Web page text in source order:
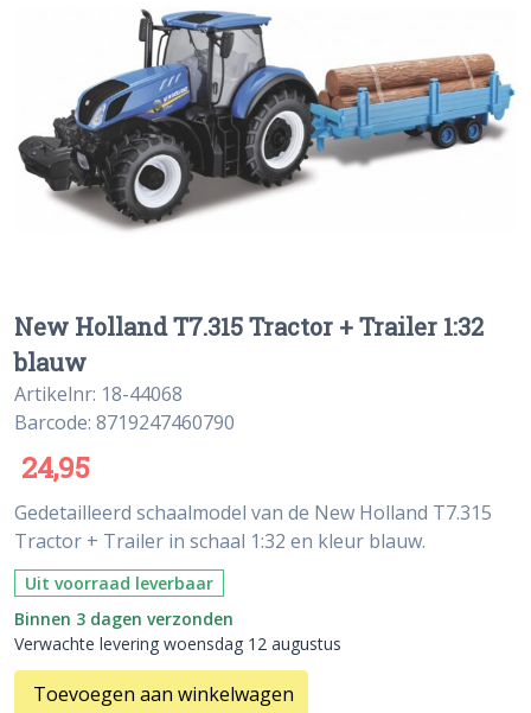
New Holland T7.315 Tractor + Trailer 1:32
blauw
Artikelnr: 18-44068
Barcode: 8719247460790
24,95
Gedetailleerd schaalmodel van de New Holland T7.315
Tractor + Trailer in schaal 1:32 en kleur blauw.
Uit voorraad leverbaar
Binnen 3 dagen verzonden
Verwachte levering woensdag 12 augustus
Toevoegen aan winkelwagen